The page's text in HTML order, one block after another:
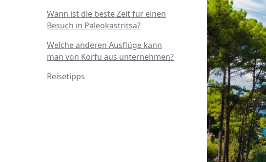
Wann ist die beste Zeit für einen
Besuch in Paleokastritsa?
Welche anderen Ausflüge kann
man von Korfu aus unternehmen?
Reisetipps